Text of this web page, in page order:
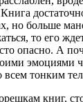
но больше
то
опасно. А
эмоциями
всем тонким